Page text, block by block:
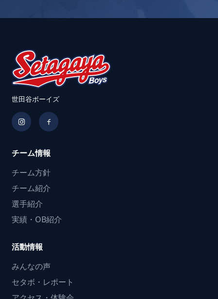
世田谷ボーイズ
チーム情報
チーム方針
チーム紹介
選手紹介
実績・OB紹介
活動情報
みんなの声
セタボ・レポート